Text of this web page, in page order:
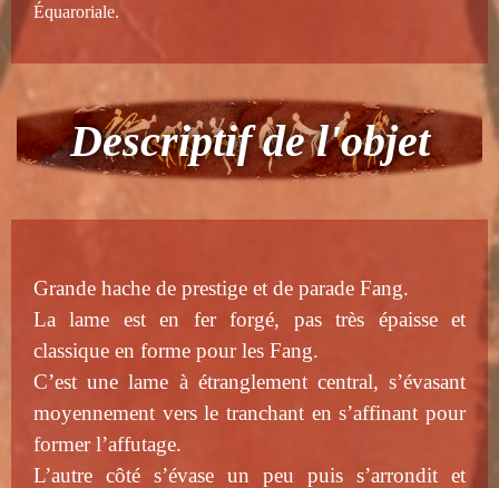
Équaroriale.
Descriptif de l'objet
Grande hache de prestige et de parade Fang.
La lame est en fer forgé, pas très épaisse et
classique en forme pour les Fang.
C’est une lame à étranglement central, s’évasant
moyennement vers le tranchant en s’affinant pour
former l’affutage.
L’autre côté s’évase un peu puis s’arrondit et